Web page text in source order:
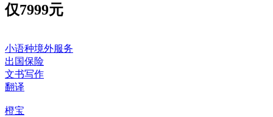
仅7999元
小语种境外服务
出国保险
文书写作
翻译
橙宝